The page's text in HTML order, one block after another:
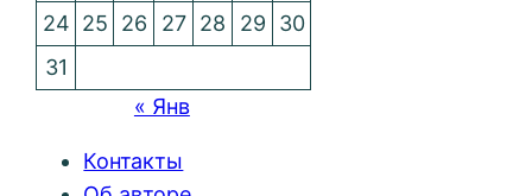
24 25 26 27 28 29
30
31
« Янв
Контакты